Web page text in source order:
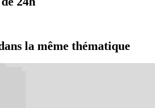
la même thématique